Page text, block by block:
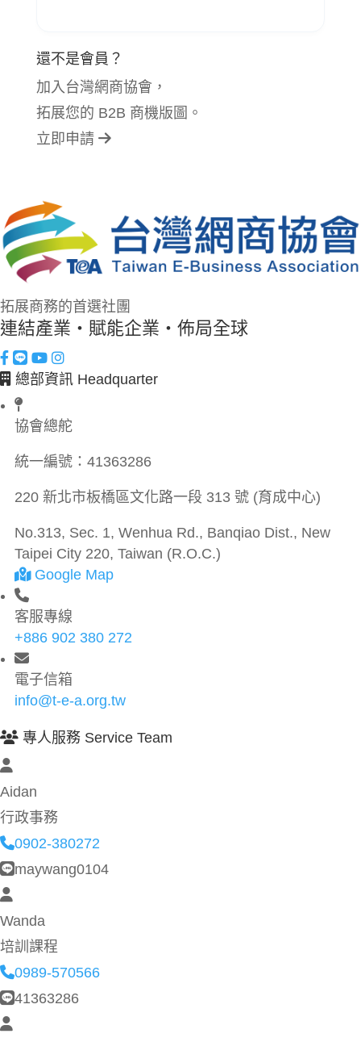
還不是會員？
加入台灣網商協會，
拓展您的 B2B 商機版圖。
立即申請
拓展商務的首選社團
連結產業・賦能企業・佈局全球
總部資訊 Headquarter
協會總舵
統一編號： 41363286
220 新北市板橋區文化路一段 313 號 (育成中心)
No.313, Sec. 1, Wenhua Rd., Banqiao Dist., New
Taipei City 220, Taiwan (R.O.C.)
Google Map
客服專線
+886 902 380 272
電子信箱
info@t-e-a.org.tw
專人服務 Service Team
Aidan
行政事務
0902-380272
maywang0104
Wanda
培訓課程
0989-570566
41363286